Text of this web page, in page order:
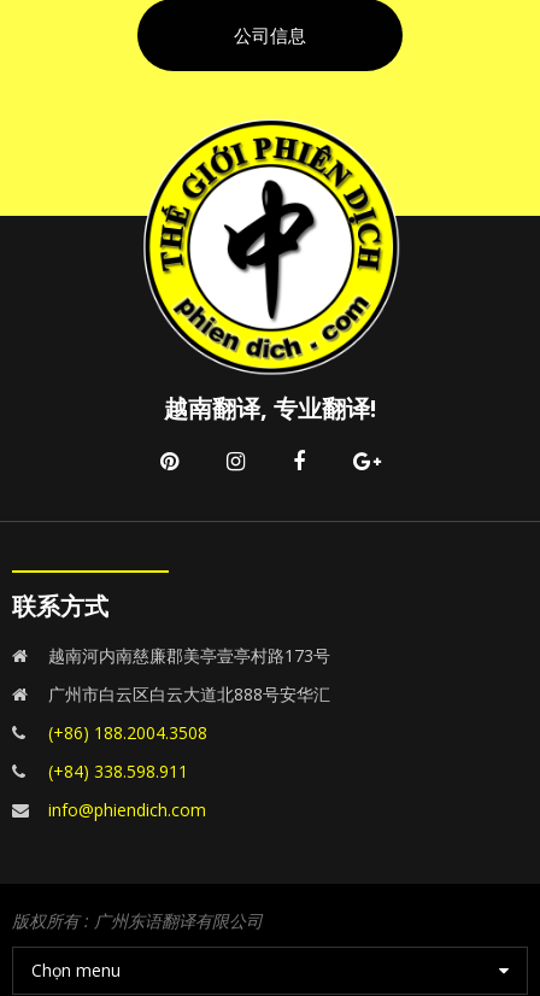
公司信息
越南翻译, 专业翻译!
联系方式
越南河内南慈廉郡美亭壹亭村路173号
广州市白云区白云大道北888号安华汇
(+86) 188.2004.3508
(+84) 338.598.911
info@phiendich.com
版权所有 : 广州东语翻译有限公司
Chọn menu